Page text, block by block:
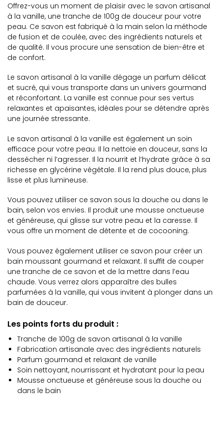
Offrez-vous un moment de plaisir avec le savon artisanal
à la vanille, une tranche de 100g de douceur pour votre
peau. Ce savon est fabriqué à la main selon la méthode
de fusion et de coulée, avec des ingrédients naturels et
de qualité. Il vous procure une sensation de bien-être et
de confort.
Le savon artisanal à la vanille dégage un parfum délicat
et sucré, qui vous transporte dans un univers gourmand
et réconfortant. La vanille est connue pour ses vertus
relaxantes et apaisantes, idéales pour se détendre après
une journée stressante.
Le savon artisanal à la vanille est également un soin
efficace pour votre peau. Il la nettoie en douceur, sans la
dessécher ni l’agresser. Il la nourrit et l’hydrate grâce à sa
richesse en glycérine végétale. Il la rend plus douce, plus
lisse et plus lumineuse.
Vous pouvez utiliser ce savon sous la douche ou dans le
bain, selon vos envies. Il produit une mousse onctueuse
et généreuse, qui glisse sur votre peau et la caresse. Il
vous offre un moment de détente et de cocooning.
Vous pouvez également utiliser ce savon pour créer un
bain moussant gourmand et relaxant. Il suffit de couper
une tranche de ce savon et de la mettre dans l’eau
chaude. Vous verrez alors apparaître des bulles
parfumées à la vanille, qui vous invitent à plonger dans un
bain de douceur.
Les points forts du produit :
Tranche de 100g de savon artisanal à la vanille
Fabrication artisanale avec des ingrédients naturels
Parfum gourmand et relaxant de vanille
Soin nettoyant, nourrissant et hydratant pour la peau
Mousse onctueuse et généreuse sous la douche ou
dans le bain